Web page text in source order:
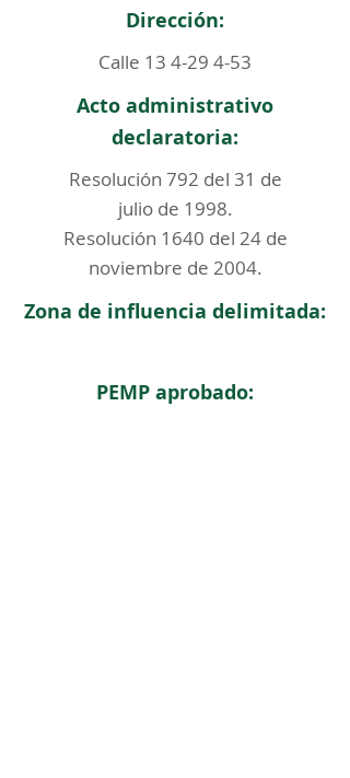
Dirección:
Calle 13 4-29 4-53
Acto administrativo
declaratoria:
Resolución 792 del 31 de
julio de 1998.
Resolución 1640 del 24 de
noviembre de 2004.
Zona de influencia delimitada:
PEMP aprobado: